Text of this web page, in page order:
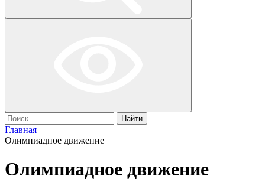
Найти
Главная
Олимпиадное движение
Олимпиадное движение